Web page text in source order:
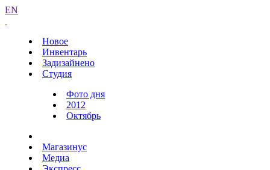
EN
Новое
Инвентарь
Задизайнено
Студия
Фото дня
2012
Октябрь
Магазинус
Медиа